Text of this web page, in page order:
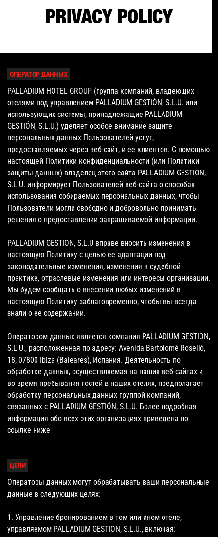
PRIVACY POLICY
ОПЕРАТОР ДАННЫХ
PALLADIUM HOTEL GROUP (группа компаний, владеющих
отелями под управлением PALLADIUM GESTIÓN, S.L.U. или
использующих системы, принадлежащие PALLADIUM
GESTIÓN, S.L.U.) уделяет особое внимание защите
персональных данных Пользователей услуг,
предоставляемых через веб-сайт, и ее клиентов. С помощью
настоящей Политики конфиденциальности (или Политики
защиты данных) владелец этого сайта PALLADIUM GESTION,
S.L.U. информирует Пользователей веб-сайта о способах
использования собираемых персональных данных, чтобы
Пользователи могли свободно и добровольно принимать
решения о предоставлении запрашиваемой информации.
PALLADIUM GESTION, S.L.U вправе вносить изменения в
настоящую Политику с целью ее адаптации под
законодательные изменения, изменения в судебной
практике, отраслевые изменения или интересы организации.
Мы будем сообщать о внесении любых изменений в
настоящую Политику заблаговременно, чтобы вы всегда
знали о ее содержании.
Оператором данных является компания PALLADIUM GESTION,
S.L.U., расположенная по адресу: Avenida Bartolomé Roselló,
18, 07800 Ibiza (Baleares), Испания. Деятельность по
обработке данных, осуществляемая на наших веб-сайтах и
во время пребывания гостей в наших отелях, предполагает
обработку персональных данных группой компаний,
связанных с PALLADIUM GESTIÓN, S.L.U. Более подробная
информация обо всех этих организациях приведена по
ссылке ниже
ЦЕЛИ
Операторы данных могут обрабатывать ваши персональные
данные в следующих целях:
1. Управление бронированием в том или ином отеле,
управляемом PALLADIUM GESTION, S.L.U., включая: